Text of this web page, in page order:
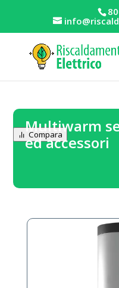
Multiwarm
ed accessori
Compara